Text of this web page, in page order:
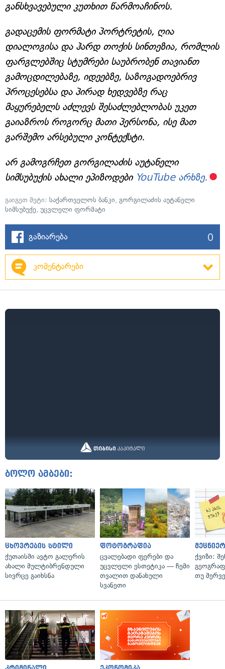
განსხვავებული კუთხით წარმოაჩინოს.
გადაცემის ფორმატი პორტრეტის, ღია
დიალოგისა და ჰარდ თოქის სინთეზია, რომლის
ფარგლებშიც სტუმრები საუბრობენ თავიანთ
გამოცდილებაზე, იდეებზე, საზოგადოებრივ
პროცესებსა და პირად ხედვებზე რაც
მაყურებელს აძლევს შესაძლებლობას უკეთ
გაიაზროს როგორც მათი პერსონა, ისე მათ
გარშემო არსებული კონტექსტი.
არ გამოგრჩეთ გორგილაძის აუტანელი
სიმსუბუქის ახალი ეპიზოდები YouTube არხზე.
გაიგეთ მეტი: საქართველოს ბანკი, გორგილაძის აუტანელი
სიმსუბუქე, უცვლელი ფორმატი
გაზიარება 0
კომენტარები
ბოლო ამბები:
ცხოვრების სტილი
ქუთაისში ავტო გალერის
ახალი მულტიბრენდული
სივრცე გაიხსნა
ფოტოგრაფია
ცვალებადი ფერები და
უცვლელი ესთეტიკა — ჩემი
თვალით დანახული
სვანეთი
ქვიზი:
თუ